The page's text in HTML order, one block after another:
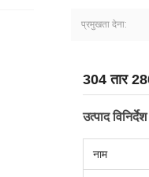
प्रमुखता देना:
304 तार
उत्पाद विनिर्देश
नाम